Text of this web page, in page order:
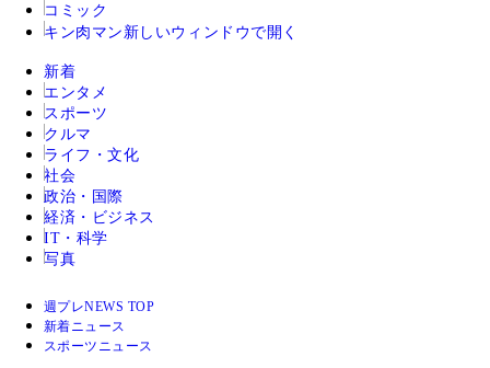
コミック
キン肉マン 新しいウィンドウで開く
新着
エンタメ
スポーツ
クルマ
ライフ・文化
社会
政治・国際
経済・ビジネス
IT・科学
写真
週プレNEWS TOP
新着ニュース
スポーツニュース